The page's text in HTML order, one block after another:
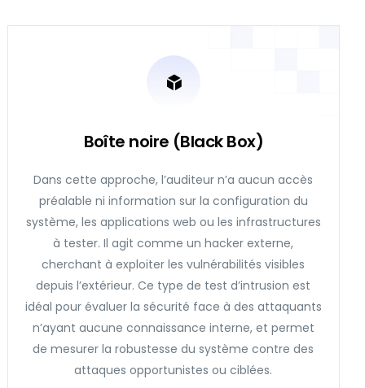
Boîte noire (Black Box)
Dans cette approche, l’auditeur n’a aucun accès
préalable ni information sur la configuration du
système, les applications web ou les infrastructures
à tester. Il agit comme un hacker externe,
cherchant à exploiter les vulnérabilités visibles
depuis l’extérieur. Ce type de test d’intrusion est
idéal pour évaluer la sécurité face à des attaquants
n’ayant aucune connaissance interne, et permet
de mesurer la robustesse du système contre des
attaques opportunistes ou ciblées.